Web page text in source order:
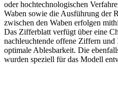
oder hochtechnologischen
Waben sowie die Ausführung der
zwischen den Waben erfolgen
Das Zifferblatt verfügt über eine
nachleuchtende offene Ziffern und
optimale Ablesbarkeit. Die
wurden speziell für das Modell